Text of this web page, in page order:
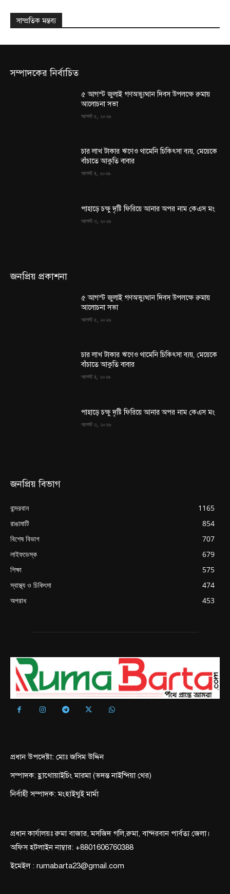
সাম্প্রতিক মন্তব্য
সম্পাদকের নির্বাচিত
৫ আগস্ট জুলাই গণঅভ্যুত্থান দিবস উপলক্ষে রুমায়
আলোচনা সভা
আগস্ট ৫, ২০২৬
চার লাখ টাকার ঋণেও থামেনি চিকিৎসা ব্যয়, মেয়েকে
বাঁচাতে আকুতি বাবার
আগস্ট ৪, ২০২৬
পাহাড়ে চক্ষু দৃষ্টি ফিরিয়ে আনার অপর নাম কেএস মং
আগস্ট ৩, ২০২৬
জনপ্রিয় প্রকাশনা
৫ আগস্ট জুলাই গণঅভ্যুত্থান দিবস উপলক্ষে রুমায়
আলোচনা সভা
আগস্ট ৫, ২০২৬
চার লাখ টাকার ঋণেও থামেনি চিকিৎসা ব্যয়, মেয়েকে
বাঁচাতে আকুতি বাবার
আগস্ট ৪, ২০২৬
পাহাড়ে চক্ষু দৃষ্টি ফিরিয়ে আনার অপর নাম কেএস মং
আগস্ট ৩, ২০২৬
জনপ্রিয় বিভাগ
বান্দরবান
1165
রাঙামাটি
854
বিশেষ বিভাগ
707
লাইফডেস্ক
679
শিক্ষা
575
স্বাস্থ্য ও চিকিৎসা
474
অপরাধ
453
প্রধান উপদেষ্টা: মোঃ জসিম উদ্দিন
সম্পাদক: হ্লাথোয়াইচিং মারমা (ভদন্ত নাইন্দিয়া থের)
নির্বাহী সম্পাদক: মংহাইথুই মার্মা
প্রধান কার্যালয়ঃ রুমা বাজার, মসজিদ গলি,রুমা, বান্দরবান পার্বত্য জেলা।
অফিস হটলাইন নাম্বার: +8801606760388
ইমেইল : rumabarta23@gmail.com